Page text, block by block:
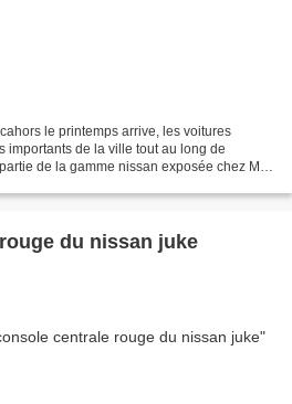
le printemps arrive, les voitures
importants de la ville tout au long de
de la gamme nissan exposée chez Mac
du nissan juke